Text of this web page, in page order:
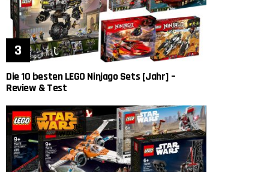
Die 10 besten LEGO Ninjago Sets [Jahr] –
Review & Test